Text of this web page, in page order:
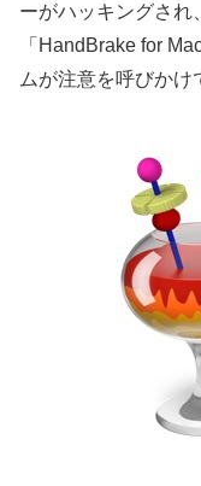
ーがハッキングされ
「HandBrake for
ムが注意を呼びかけ